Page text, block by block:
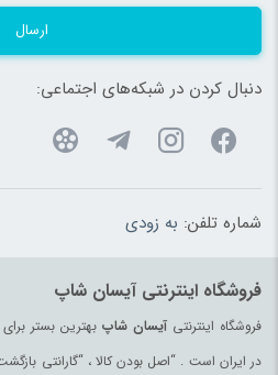
ارسال
دنبال کردن در شبکه‌های اجتماعی:
شماره تلفن: به زودی
فروشگاه اینترنتی آیسان شاپ
فروشگاه اینترنتیآیسان شاپبهترین بستر
در ایران است . “اصل بودن کالا ، “گارانتی